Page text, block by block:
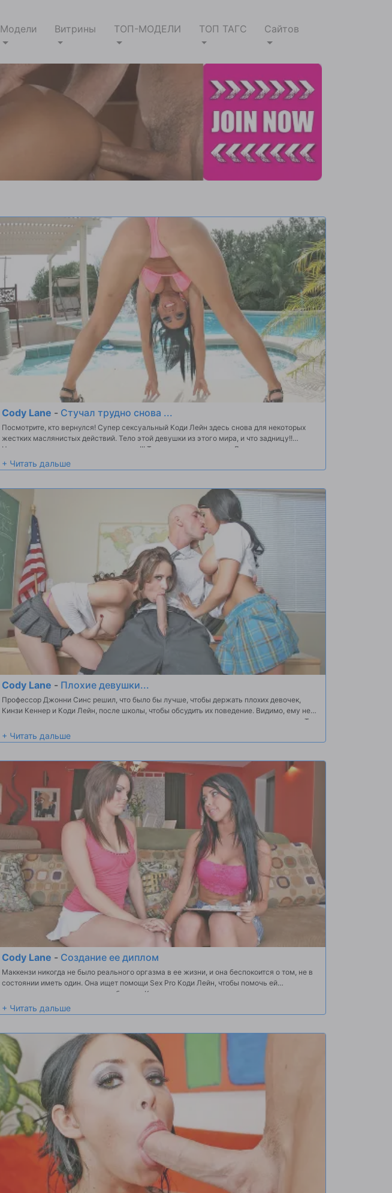
Модели Витрины ТОП-МОДЕЛИ ТОП ТАГС Сайтов
Cody Lane - Стучал трудно снова ...
Посмотрите, кто вернулся! Супер сексуальный Коди Лейн здесь снова для некоторых
жестких маслянистых действий. Тело этой девушки из этого мира, и что задницу!!
Человек, что задница просто идеально!!! Так что мы спарили ее с Джорданом, и этот
парень действительно дал ей хороший стук. Он трахал, что дерьмо хорошо и сделал ее
диплом много раз во время сцены. Обязательно видеть!!
Cody Lane - Плохие девушки...
Профессор Джонни Синс решил, что было бы лучше, чтобы держать плохих девочек,
Кинзи Кеннер и Коди Лейн, после школы, чтобы обсудить их поведение. Видимо, ему не
нравится, как они одеваются и как сильно они отвлекают мальчиков в своем классе. Так
как Кинзи и Коди жаждут внимания, они решили показать профессор усыпности,
насколько плохо они на самом деле...
Cody Lane - Создание ее диплом
Маккензи никогда не было реального оргазма в ее жизни, и она беспокоится о том, не в
состоянии иметь один. Она ищет помощи Sex Pro Коди Лейн, чтобы помочь ей
определить, если у нее есть проблемы . Коди вместе с ее верным трюк петух шоу
Маккензи новые способы заниматься сексом и новые позиции, которые позволят ее
секс-партнеров, чтобы достичь ее g-пятно и сделать ее, что долгожданный оргазм. Эта
сексом, как она привыкла снова.